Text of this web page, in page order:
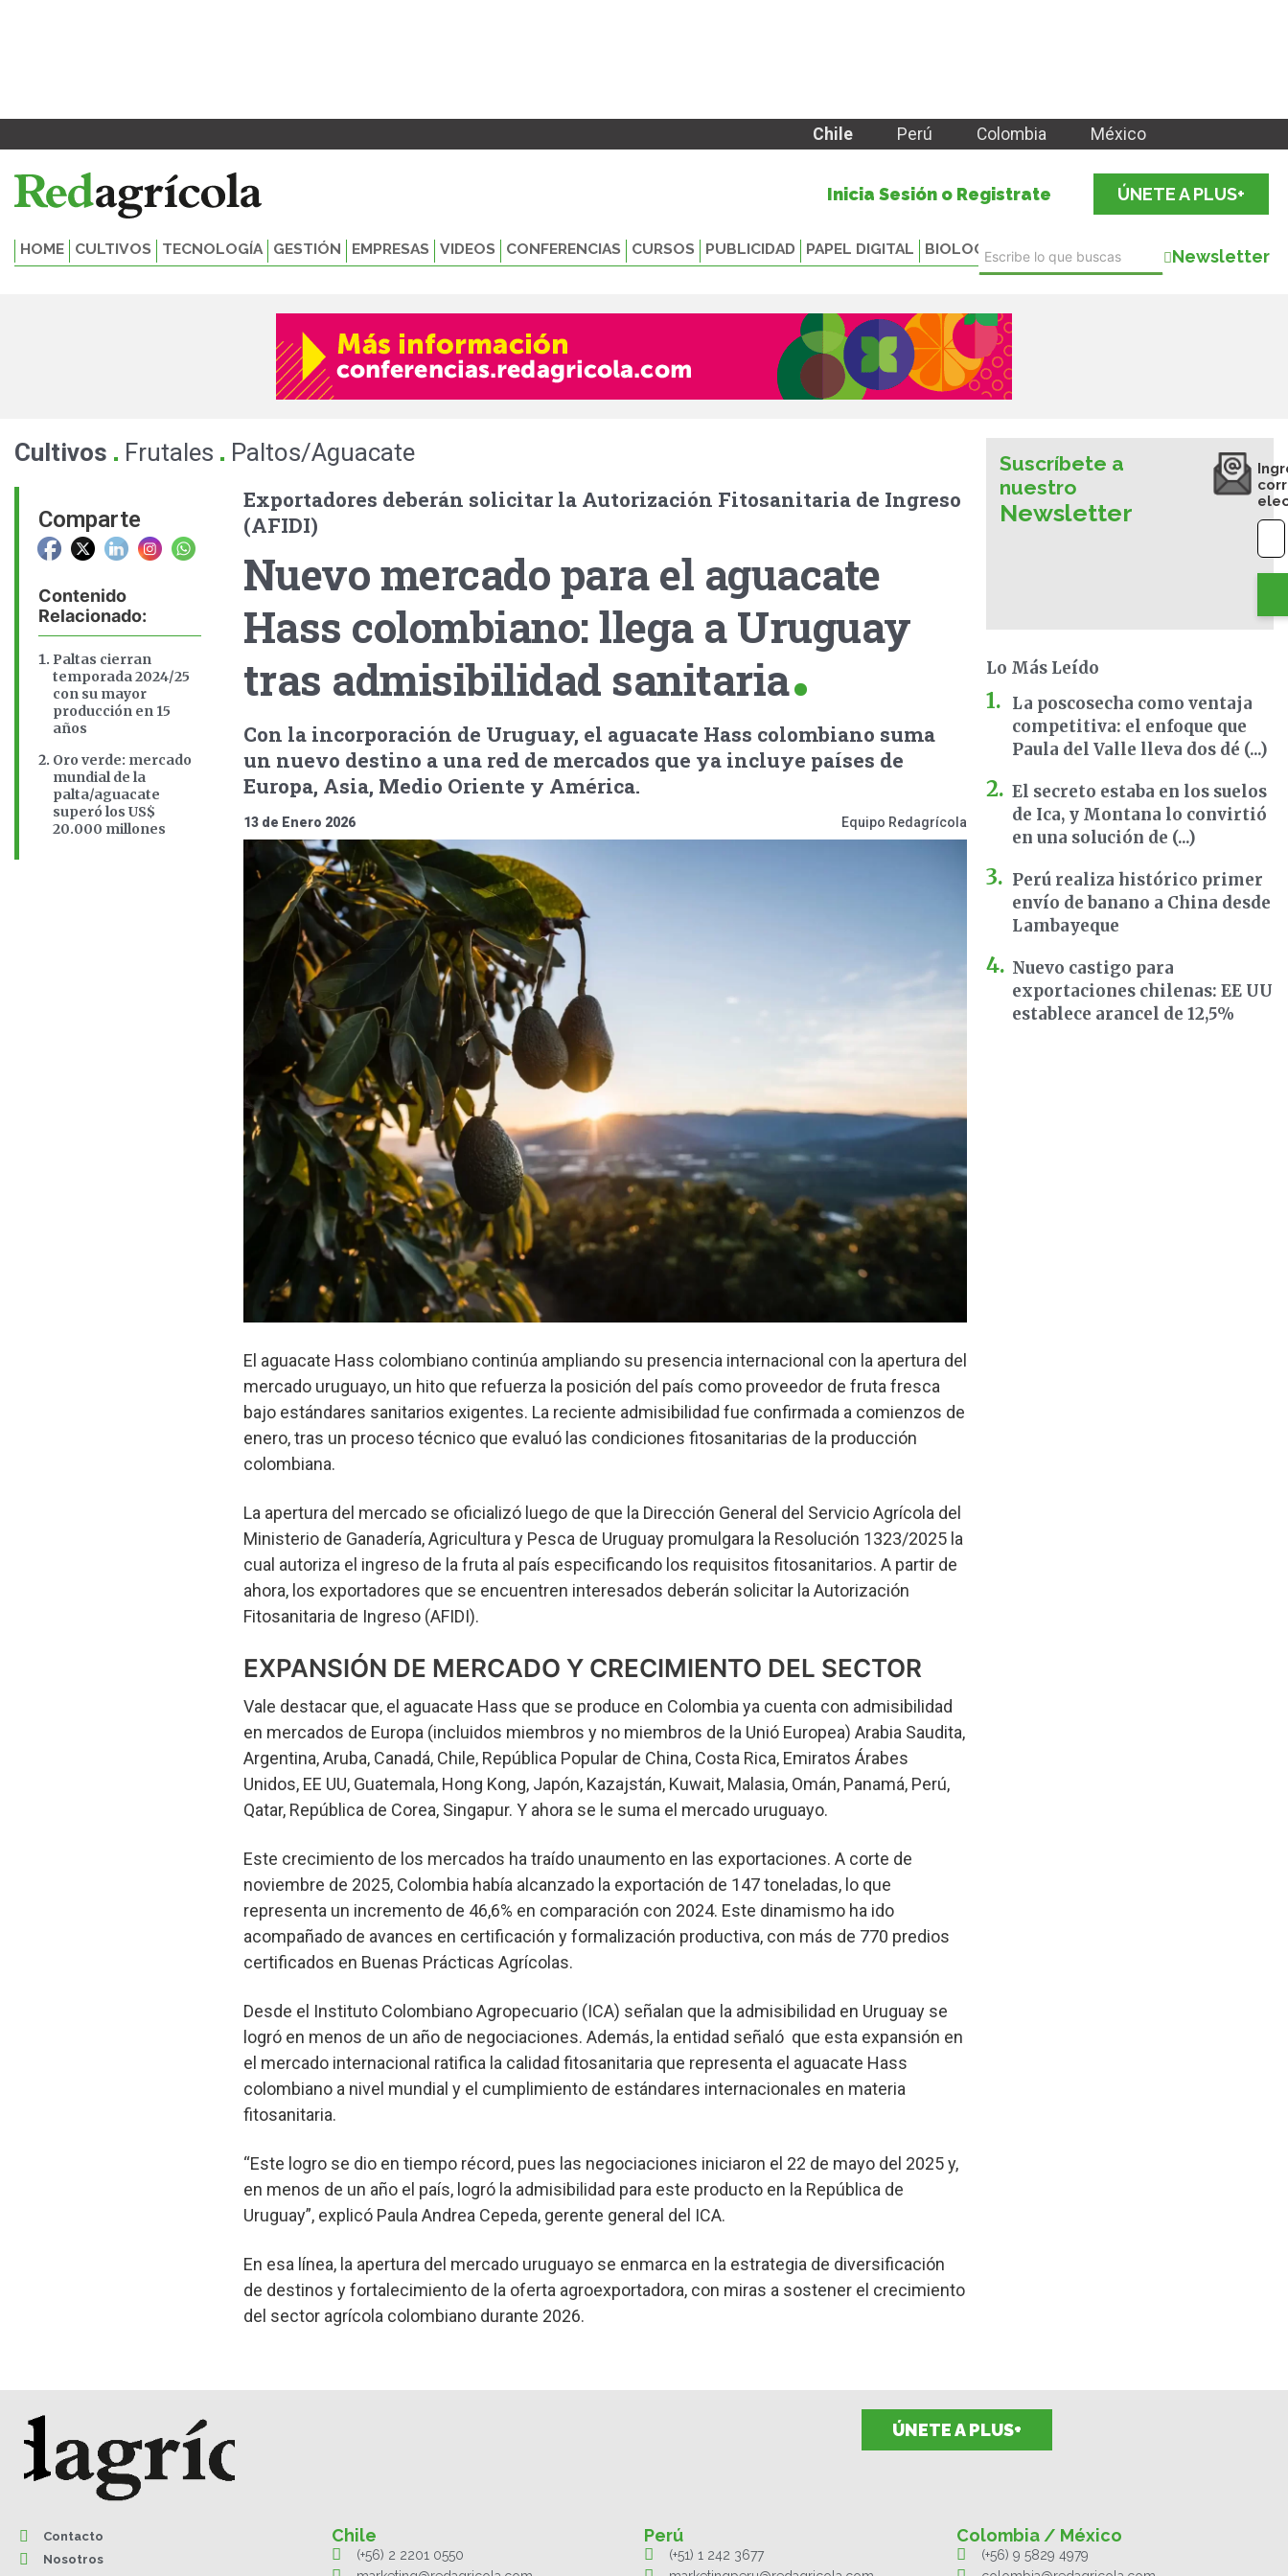
Chile Perú Colombia México
Inicia Sesión o Registrate ÚNETE A PLUS+
HOME CULTIVOS TECNOLOGÍA GESTIÓN EMPRESAS VIDEOS CONFERENCIAS CURSOS PUBLICIDAD PAPEL DIGITAL BIOLOGICALS Newsletter
Cultivos . Frutales . Paltos/Aguacate
Comparte
Contenido
Relacionado:
Paltas cierran
temporada 2024/25
con su mayor
producción en 15
años
Oro verde: mercado
mundial de la
palta/aguacate
superó los US$
20.000 millones
Exportadores deberán solicitar la Autorización Fitosanitaria de Ingreso
(AFIDI)
Nuevo mercado para el aguacate
Hass colombiano: llega a Uruguay
tras admisibilidad sanitaria
Con la incorporación de Uruguay, el aguacate Hass colombiano suma
un nuevo destino a una red de mercados que ya incluye países de
Europa, Asia, Medio Oriente y América.
13 de Enero 2026 Equipo Redagrícola
El aguacate Hass colombiano continúa ampliando su presencia internacional con la apertura del
mercado uruguayo, un hito que refuerza la posición del país como proveedor de fruta fresca
bajo estándares sanitarios exigentes. La reciente admisibilidad fue confirmada a comienzos de
enero, tras un proceso técnico que evaluó las condiciones fitosanitarias de la producción
colombiana.
La apertura del mercado se oficializó luego de que la Dirección General del Servicio Agrícola del
Ministerio de Ganadería, Agricultura y Pesca de Uruguay promulgara la Resolución 1323/2025 la
cual autoriza el ingreso de la fruta al país especificando los requisitos fitosanitarios. A partir de
ahora, los exportadores que se encuentren interesados deberán solicitar la Autorización
Fitosanitaria de Ingreso (AFIDI).
EXPANSIÓN DE MERCADO Y CRECIMIENTO DEL SECTOR
Vale destacar que, el aguacate Hass que se produce en Colombia ya cuenta con admisibilidad
en mercados de Europa (incluidos miembros y no miembros de la Unió Europea) Arabia Saudita,
Argentina, Aruba, Canadá, Chile, República Popular de China, Costa Rica, Emiratos Árabes
Unidos, EE UU, Guatemala, Hong Kong, Japón, Kazajstán, Kuwait, Malasia, Omán, Panamá, Perú,
Qatar, República de Corea, Singapur. Y ahora se le suma el mercado uruguayo.
Este crecimiento de los mercados ha traído unaumento en las exportaciones. A corte de
noviembre de 2025, Colombia había alcanzado la exportación de 147 toneladas, lo que
representa un incremento de 46,6% en comparación con 2024. Este dinamismo ha ido
acompañado de avances en certificación y formalización productiva, con más de 770 predios
certificados en Buenas Prácticas Agrícolas.
Desde el Instituto Colombiano Agropecuario (ICA) señalan que la admisibilidad en Uruguay se
logró en menos de un año de negociaciones. Además, la entidad señaló que esta expansión en
el mercado internacional ratifica la calidad fitosanitaria que representa el aguacate Hass
colombiano a nivel mundial y el cumplimiento de estándares internacionales en materia
fitosanitaria.
“Este logro se dio en tiempo récord, pues las negociaciones iniciaron el 22 de mayo del 2025 y,
en menos de un año el país, logró la admisibilidad para este producto en la República de
Uruguay”, explicó Paula Andrea Cepeda, gerente general del ICA.
En esa línea, la apertura del mercado uruguayo se enmarca en la estrategia de diversificación
de destinos y fortalecimiento de la oferta agroexportadora, con miras a sostener el crecimiento
del sector agrícola colombiano durante 2026.
Suscríbete a
nuestro
Newsletter
Lo Más Leído
La poscosecha como ventaja
competitiva: el enfoque que
Paula del Valle lleva dos dé (...)
El secreto estaba en los suelos
de Ica, y Montana lo convirtió
en una solución de (...)
Perú realiza histórico primer
envío de banano a China desde
Lambayeque
Nuevo castigo para
exportaciones chilenas: EE UU
establece arancel de 12,5%
ÚNETE A PLUS+
Contacto
Nosotros
Chile
(+56) 2 2201 0550
Perú
(+51) 1 242 3677
Colombia / México
(+56) 9 5829 4979